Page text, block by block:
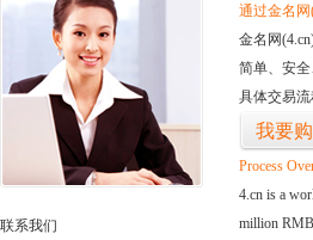
联系我们
通过金名网
金名网
简单、安
具体交易
我要
Process
4.cn is a
million RMB